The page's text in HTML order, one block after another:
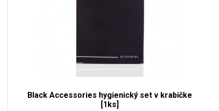
Black Accessories hygienický set v krabičke
[1ks]